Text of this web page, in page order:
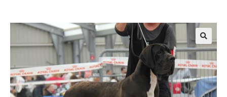
🔍